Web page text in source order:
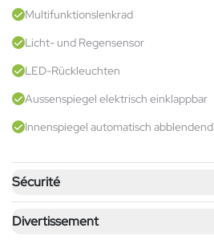
Multifunktionslenkrad
Licht- und Regensensor
LED-Rückleuchten
Aussenspiegel elektrisch einklappbar
Innenspiegel automatisch abblendend
Sécurité
Divertissement